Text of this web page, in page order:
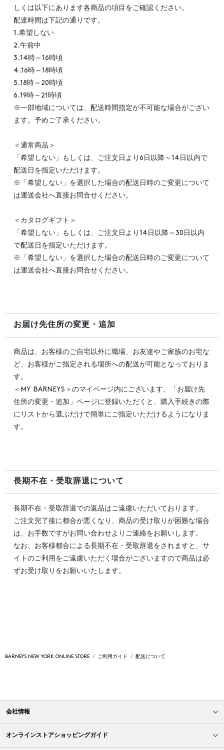
しくは以下にあります各商品の項目をご確認ください。
配達時間は下記の通りです。
1.希望しない
2.午前中
3.14時～16時頃
4.16時～18時頃
5.18時～20時頃
6.19時～21時頃
※一部地域については、配送時間指定が不可能な場合がござい
ます。予めご了承ください。
＜通常商品＞
「希望しない」もしくは、ご注文日より6日以降～14日以内で
配送日を指定いただけます。
※「希望しない」を選択した場合の配送日時のご変更について
は運送会社へ直接お問合せください。
＜カタログギフト＞
「希望しない」もしくは、ご注文日より14日以降～30日以内
で配送日を指定いただけます。
※「希望しない」を選択した場合の配送日時のご変更について
は運送会社へ直接お問合せください。
お届け先住所の変更・追加
商品は、お客様のご自宅以外に職場、お友達やご家族のお宅な
ど、お客様がご指定される場所への配送が可能となっておりま
す。
＜MY BARNEYS＞のマイページ内にございます、「お届け先
住所の変更・追加」ページに登録いただくと、購入手続きの際
にリストから選ぶだけで簡単にご指定いただけるようになりま
す。
長期不在・受取辞退について
長期不在・受取辞退での返品はご遠慮いただいております。
ご注文完了後に都合が悪くなり、商品の受け取りが困難な場合
は、お手数ですがお問い合わせよりご連絡をお願いします。
なお、お客様都合による長期不在・受取辞退をされますと、サ
イトのご利用をご遠慮いただく場合がございますので商品は必
ずお受け取りをお願いいたします。
BARNEYS NEW YORK ONLINE STORE ご利用ガイド 配送について
会社情報
オンラインストアショッピングガイド